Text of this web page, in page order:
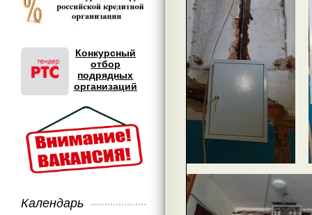
Конкурсный
отбор
подрядных
организаций
Календарь